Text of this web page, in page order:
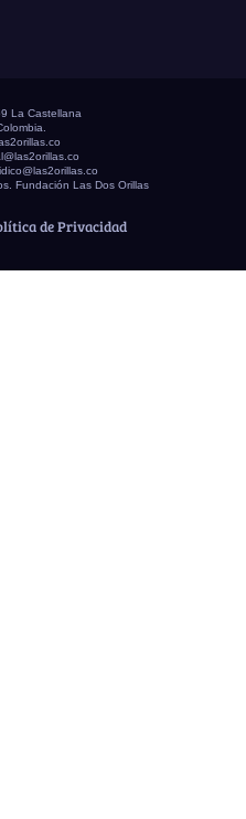
La Castellana
Fundación Las Dos Orillas
de Privacidad